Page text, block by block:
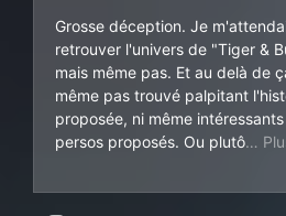
Grosse déception. Je
retrouver l'univers de "Tiger &
mais même pas. Et au delà de
même pas trouvé palpitant
proposée, ni même
persos proposés. Ou plutô